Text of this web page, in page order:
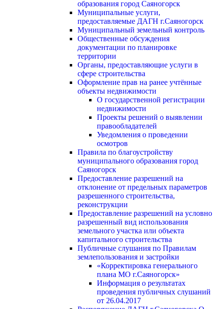
образования город Саяногорск
Муниципальные услуги,
предоставляемые ДАГН г.Саяногорск
Муниципальный земельный контроль
Общественные обсуждения
документации по планировке
территории
Органы, предоставляющие услуги в
сфере строительства
Оформление прав на ранее учтённые
объекты недвижимости
О государственной регистрации
недвижимости
Проекты решений о выявлении
правообладателей
Уведомления о проведении
осмотров
Правила по благоустройству
муниципального образования город
Саяногорск
Предоставление разрешений на
отклонение от предельных параметров
разрешенного строительства,
реконструкции
Предоставление разрешений на условно
разрешенный вид использования
земельного участка или объекта
капитального строительства
Публичные слушания по Правилам
землепользования и застройки
«Корректировка генерального
плана МО г.Саяногорск»
Информация о результатах
проведения публичных слушаний
от 26.04.2017